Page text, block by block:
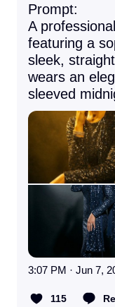
Prompt:
A
featuring a
sleek,
wears an
sleeved
3:07 PM · Jun 7,
115